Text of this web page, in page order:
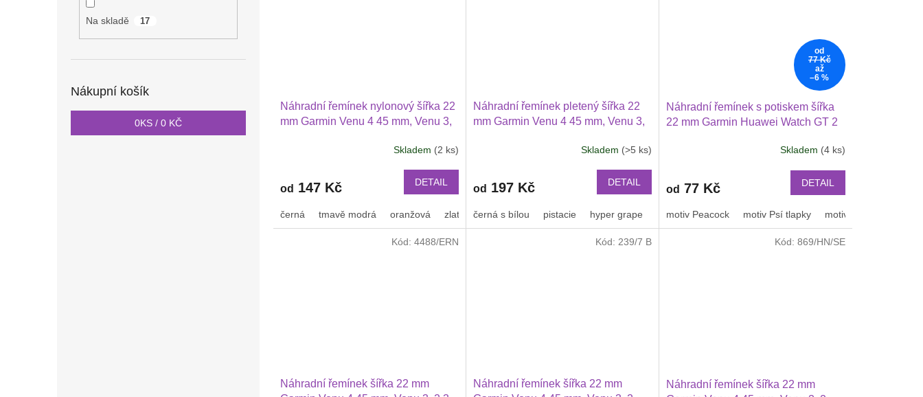
Na skladě 17
Nákupní košík
0KS / 0 KČ
Náhradní řemínek nylonový šířka 22
mm Garmin Venu 4 45 mm, Venu 3,
PRO Xiaomi GTR 47 mm a další
Skladem (2 ks)
od 147 Kč DETAIL
černá tmavě modrá oranžová zlatá oranžová s černým proužkem tmavě zelená kovově šedá Pruhy duha černošedý
Náhradní řemínek pletený šířka 22
mm Garmin Venu 4 45 mm, Venu 3,
PRO Xiaomi GTR 47 mm a další
je
z
5
Skladem (>5 ks)
od 197 Kč DETAIL
černá s bílou pistacie hyper grape nebeská modrá
od
77 Kč
až
–6 %
Náhradní řemínek s potiskem šířka
22 mm Garmin Huawei Watch GT 2
Skladem (4 ks)
od 77 Kč DETAIL
motiv Peacock motiv Psí tlapky motiv leopard
Náhradní řemínek šířka 22 mm
Kód: 4488/ERN
Náhradní řemínek šířka 22 mm
Kód: 239/7 B
Náhradní řemínek šířka 22 mm
Kód: 869/HN/SE